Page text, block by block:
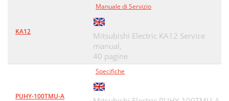
KA12
Manuale di Servizio
Mitsubishi Electric KA12 Service
manual,
40 pagine
PUHY-100TMU-A
Specifiche